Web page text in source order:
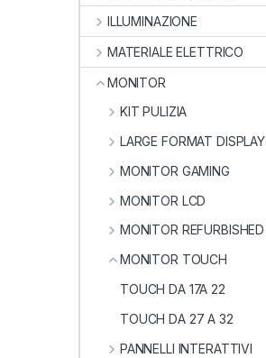
ILLUMINAZIONE
MATERIALE ELETTRICO
MONITOR
KIT PULIZIA
LARGE FORMAT DISPLAY
MONITOR GAMING
MONITOR LCD
MONITOR REFURBISHED
MONITOR TOUCH
TOUCH DA 17A 22
TOUCH DA 27 A 32
PANNELLI INTERATTIVI